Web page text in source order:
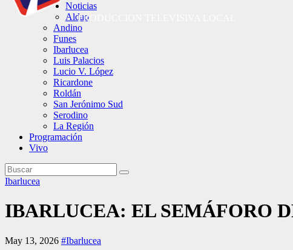
PRODUCCION TELEVISIVA LOCAL
Noticias
Aldao
Andino
Funes
Ibarlucea
Luis Palacios
Lucio V. López
Ricardone
Roldán
San Jerónimo Sud
Serodino
La Región
Programación
Vivo
Ibarlucea
IBARLUCEA: EL SEMÁFORO
May 13, 2026 #Ibarlucea